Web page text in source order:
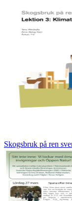
Skogsbruk på ren